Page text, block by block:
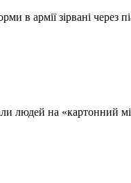
в армії зірвані через
людей на «картонний